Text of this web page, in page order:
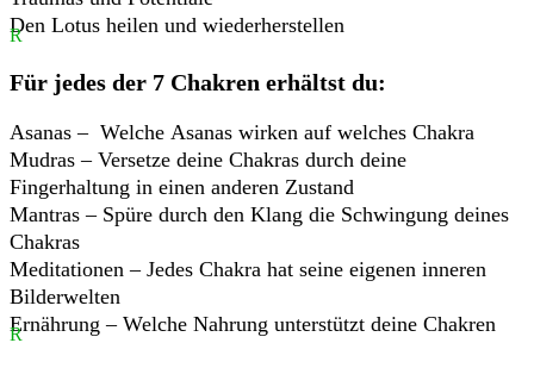
Den Lotus heilen und wiederherstellen
R
Für jedes der 7 Chakren erhältst du:
Asanas – Welche Asanas wirken auf welches Chakra
Mudras – Versetze deine Chakras durch deine
Fingerhaltung in einen anderen Zustand
Mantras – Spüre durch den Klang die Schwingung deines
Chakras
Meditationen – Jedes Chakra hat seine eigenen inneren
Bilderwelten
Ernährung – Welche Nahrung unterstützt deine Chakren
R